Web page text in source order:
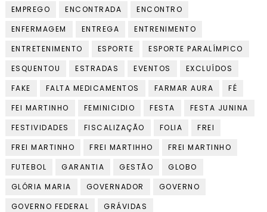
EMPREGO
ENCONTRADA
ENCONTRO
ENFERMAGEM
ENTREGA
ENTRENIMENTO
ENTRETENIMENTO
ESPORTE
ESPORTE PARALÍMPICO
ESQUENTOU
ESTRADAS EVENTOS
EXCLUÍDOS
FAKE
FALTA MEDICAMENTOS FARMAR AURA
FÉ
FEI MARTINHO
FEMINICIDIO FESTA
FESTA JUNINA
FESTIVIDADES
FISCALIZAÇÃO FOLIA
FREI
FREI MARTINHO
FREI MARTIHHO
FREI MARTINHO
FUTEBOL
GARANTIA GESTÃO
GLOBO
GLÓRIA MARIA
GOVERNADOR
GOVERNO
GOVERNO FEDERAL
GRÁVIDAS